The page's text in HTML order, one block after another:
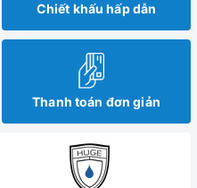
Chiết khấu hấp dẫn
Thanh toán đơn giản